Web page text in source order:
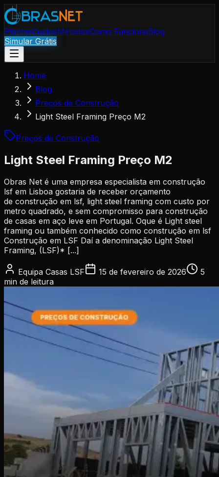
PlantasCustosMétodosComo FuncionaBlog
Simular Grátis
Home
Blog
Preços de Construção
Light Steel Framing Preço M2
Preços de Construção
Light Steel Framing Preço M2
Obras Net é uma empresa especialista em construção
lsf em Lisboa gostaria de receber orçamento
de construção em lsf, light steel framing com custo por
metro quadrado, e sem compromisso para construção
de casas em aço leve em Portugal. Oque é Light steel
framing ou também conhecido como construção em lsf
Construção em LSF Daí a denominação Light Steel
Framing, (LSF)* [...]
Equipa Casas LSF 15 de fevereiro de 2026
5
min de leitura